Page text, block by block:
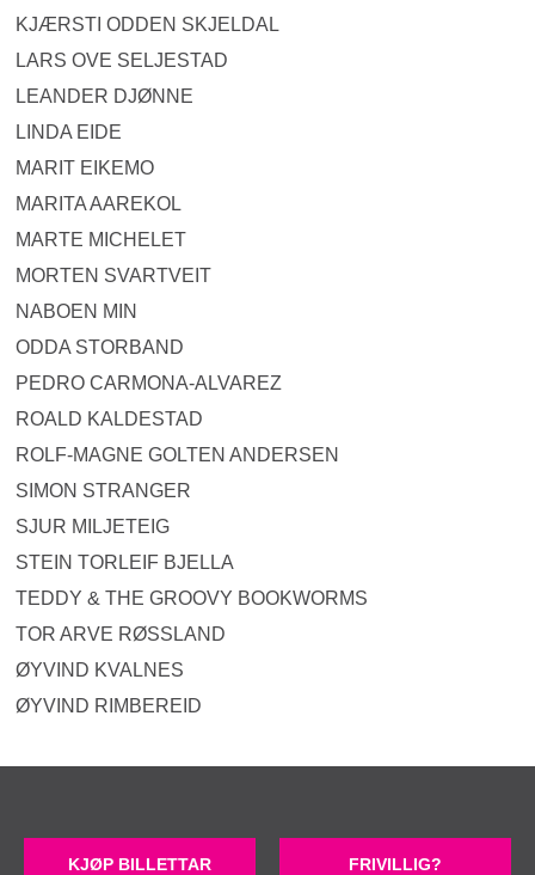
KJÆRSTI ODDEN SKJELDAL
LARS OVE SELJESTAD
LEANDER DJØNNE
LINDA EIDE
MARIT EIKEMO
MARITA AAREKOL
MARTE MICHELET
MORTEN SVARTVEIT
NABOEN MIN
ODDA STORBAND
PEDRO CARMONA-ALVAREZ
ROALD KALDESTAD
ROLF-MAGNE GOLTEN ANDERSEN
SIMON STRANGER
SJUR MILJETEIG
STEIN TORLEIF BJELLA
TEDDY & THE GROOVY BOOKWORMS
TOR ARVE RØSSLAND
ØYVIND KVALNES
ØYVIND RIMBEREID
KJØP BILLETTAR FRIVILLIG?